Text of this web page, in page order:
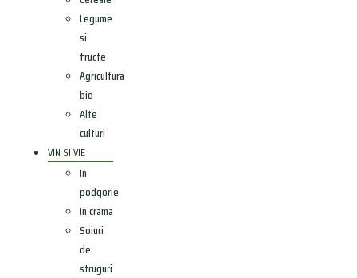
Legume
si
fructe
Agricultura
bio
Alte
culturi
VIN SI VIE
In
podgorie
In crama
Soiuri
de
struguri